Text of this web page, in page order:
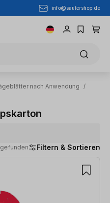
info@sautershop.de
nach Anwendung
/
Filtern & Sortieren